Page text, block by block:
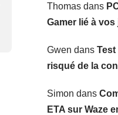
Thomasdans
Gamer lié à vos
Gwen dans Test
risqué de la
Simon dans
ETA sur Waze